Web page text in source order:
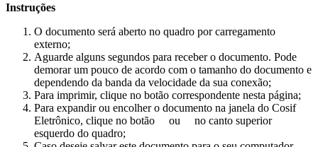
Instruções
O documento será aberto no quadro por carregamento
externo;
Aguarde alguns segundos para receber o documento. Pode
demorar um pouco de acordo com o tamanho do documento e
dependendo da banda da velocidade da sua conexão;
Para imprimir, clique no botão correspondente nesta página;
Para expandir ou encolher o documento na janela do Cosif
Eletrônico, clique no botão
ou
no canto superior
esquerdo do quadro;